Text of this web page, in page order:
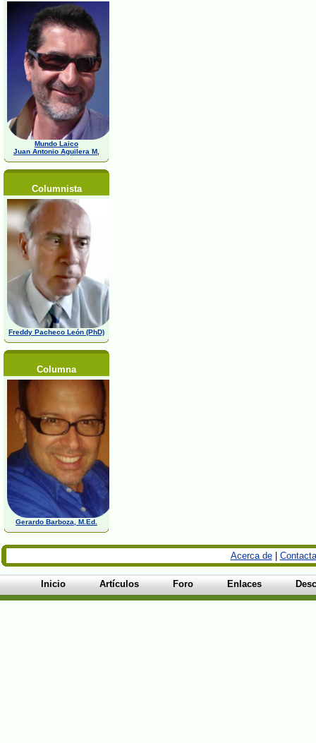
Mundo Laico
Juan Antonio Aguilera M,
Columnista
Freddy Pacheco León (PhD)
Columna
Gerardo Barboza, M.Ed.
Acerca de|
Inicio Artículos Foro Enlaces